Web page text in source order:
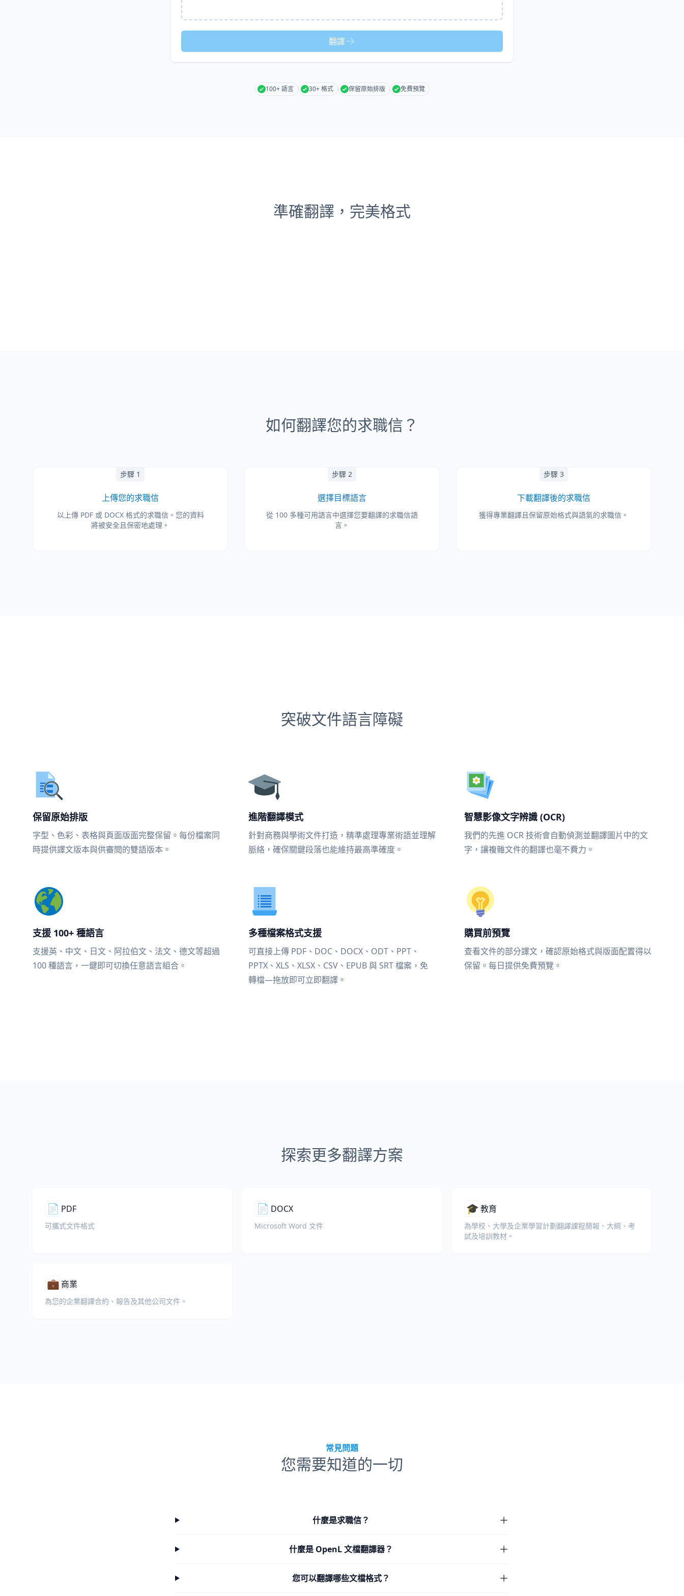
翻譯
100+ 語言 30+ 格式 保留原始排版 免費預覽
準確翻譯，完美格式
如何翻譯您的求職信？
步驟 1
上傳您的求職信
以上傳 PDF 或 DOCX 格式的求職信。您的資料
將被安全且保密地處理。
步驟 2
選擇目標語言
從 100 多種可用語言中選擇您要翻譯的求職信語
言。
步驟 3
下載翻譯後的求職信
獲得專業翻譯且保留原始格式與語氣的求職信。
突破文件語言障礙
保留原始排版
字型、色彩、表格與頁面版面完整保留。每份檔案同
時提供譯文版本與供審閱的雙語版本。
進階翻譯模式
針對商務與學術文件打造，精準處理專業術語並理解
脈絡，確保關鍵段落也能維持最高準確度。
智慧影像文字辨識 (OCR)
我們的先進 OCR 技術會自動偵測並翻譯圖片中的文
字，讓複雜文件的翻譯也毫不費力。
支援 100+ 種語言
支援英、中文、日文、阿拉伯文、法文、德文等超過
100 種語言，一鍵即可切換任意語言組合。
多種檔案格式支援
可直接上傳 PDF、DOC、DOCX、ODT、PPT、
PPTX、XLS、XLSX、CSV、EPUB 與 SRT 檔案，免
轉檔—拖放即可立即翻譯。
購買前預覽
查看文件的部分譯文，確認原始格式與版面配置得以
保留。每日提供免費預覽。
探索更多翻譯方案
📄 PDF
可攜式文件格式
📄 DOCX
Microsoft Word 文件
🎓教育
為學校、大學及企業學習計劃翻譯課程簡報、大綱、考
試及培訓教材。
💼 商業
為您的企業翻譯合約、報告及其他公司文件。
常見問題
您需要知道的一切
什麼是求職信？
什麼是 OpenL 文檔翻譯器？
您可以翻譯哪些文檔格式？